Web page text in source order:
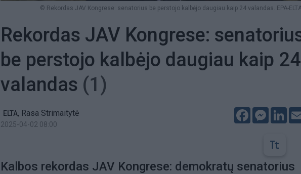
© Rekordas JAV Kongrese: senatorius be perstojo kalbėjo daugiau kaip 24 valandas. EPA-
Rekordas JAV Kongrese:
be perstojo kalbėjo daugiau kaip 24
valandas (1)
ELTA, Rasa Strimaitytė
2025-04-02 08:00
Facebook
Kalbos rekordas JAV Kongrese: demokratų senatorius